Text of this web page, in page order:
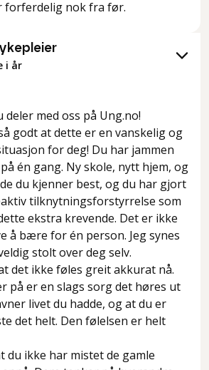
forferdelig nok fra før.
i år
med oss på Ung.no!
godt at dette er en vanskelig og
for deg! Du har jammen
én gang. Ny skole, nytt hjem, og
du kjenner best, og du har gjort
tilknytningsforstyrrelse som
ekstra krevende. Det er ikke
å bære for én person. Jeg synes
stolt over deg selv.
det ikke føles greit akkurat nå.
på er en slags sorg det høres ut
livet du hadde, og at du er
det helt. Den følelsen er helt
du ikke har mistet de gamle